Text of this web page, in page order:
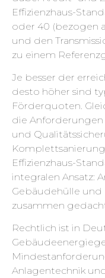
Effizienzhaus-
oder 40 (bezogen
und den
zu einem
Je besser der
desto höher sind
Förderquoten.
die Anforderungen
und
Effizienzhaus-
integralen Ansatz:
Gebäudehülle und
zusammen
Rechtlich ist in
Anlagentechnik